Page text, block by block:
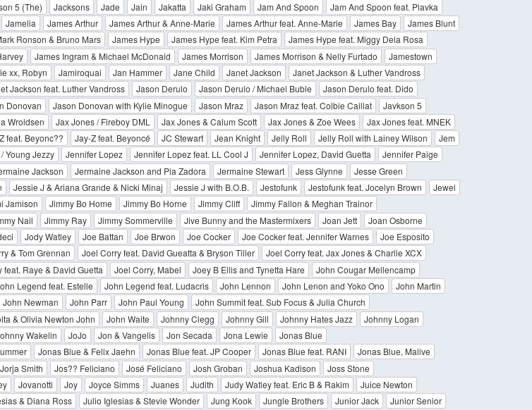
5 (The) Jacksons Jade Jain Jakatta Jaki Graham Jam And Spoon
Jam And Spoon feat. Plavka
Jamelia James Arthur James Arthur & Anne-Marie James Arthur feat. Anne-Marie James Bay
James Blunt
Ronson & Bruno Mars James Hype James Hype feat. Kim Petra
James Hype feat. Miggy Dela Rosa
James Ingram & Michael McDonald James Morrison James Morrison & Nelly Furtado
Jamestown
xx, Robyn Jamiroquai Jan Hammer Jane Child Janet Jackson
Janet Jackson & Luther Vandross
Jackson feat. Luther Vandross Jason Derulo Jason Derulo / Michael Buble
Jason Derulo feat. Dido
Donovan Jason Donovan with Kylie Minogue Jason Mraz Jason Mraz feat. Colbie Caillat
Javkson 5
Wroldsen Jax Jones / Fireboy DML Jax Jones & Calum Scott Jax Jones & Zoe Wees
Jax Jones feat. MNEK
feat. Beyonc?? Jay-Z feat. Beyoncé JC Stewart Jean Knight Jelly Roll Jelly Roll with Lainey Wilson
Jem
Young Jezzy Jennifer Lopez Jennifer Lopez feat. LL Cool J Jennifer Lopez, David Guetta
Jennifer Paige
Jackson Jermaine Jackson and Pia Zadora Jermaine Stewart Jess Glynne
Jesse Green
Jessie J & Ariana Grande & Nicki Minaj Jessie J with B.O.B. Jestofunk Jestofunk feat. Jocelyn Brown
Jewel
Jamison Jimmy Bo Home Jimmy Bo Horne Jimmy Cliff
Jimmy Fallon & Meghan Trainor
Nail Jimmy Ray Jimmy Sommerville Jive Bunny and the Mastermixers Joan Jett
Joan Osborne
Jody Watley Joe Battan Joe Brwon Joe Cocker Joe Cocker feat. Jennifer Warnes
Joe Esposito
& Tom Grennan Joel Corry feat. David Gueatta & Bryson Tiller
Joel Corry feat. Jax Jones & Charlie XCX
feat. Raye & David Guetta Joel Corry, Mabel Joey B Ellis and Tynetta Hare
John Cougar Mellencamp
Legend feat. Estelle John Legend feat. Ludacris John Lennon John Lenon and Yoko Ono
John Martin
John Newman John Parr John Paul Young
John Summit feat. Sub Focus & Julia Church
& Olivia Newton John John Waite Johnny Clegg Johnny Gill Johnny Hates Jazz
Johnny Logan
Wakelin JoJo Jon & Vangelis Jon Secada Jona Lewie
Jonas Blue
Jonas Blue & Felix Jaehn Jonas Blue feat. JP Cooper Jonas Blue feat. RANI
Jonas Blue, Malive
Jorja Smith Jos?? Feliciano José Feliciano Josh Groban Joshua Kadison
Joss Stone
Jovanotti Joy Joyce Simms Juanes Judith Judy Watley feat. Eric B & Rakim
Juice Newton
& Diana Ross Julio Iglesias & Stevie Wonder Jung Kook Jungle Brothers Junior Jack Junior Senior